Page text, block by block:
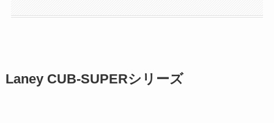
Laney CUB-SUPERシリーズ